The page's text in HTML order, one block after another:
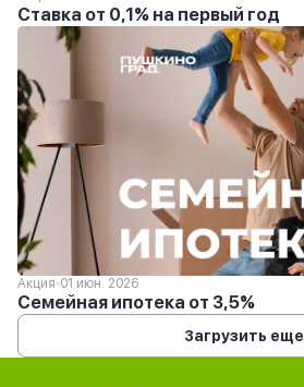
Ставка от 0,1% на первый год
Акция 01 июн. 2026
Семейная ипотека от 3,5%
Загрузить еще